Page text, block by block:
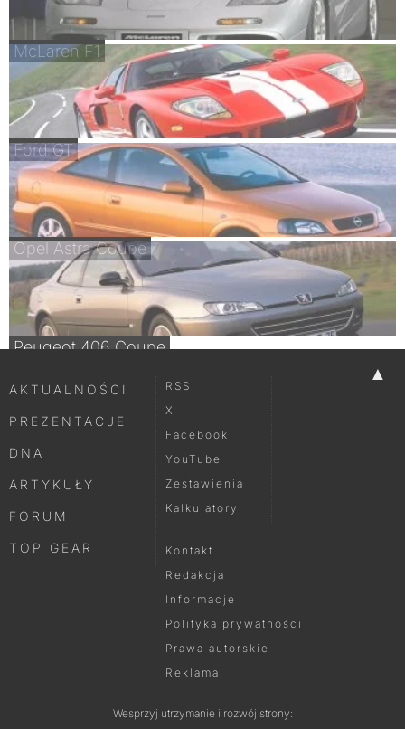
McLaren F1
Ford GT
Opel Astra Coupe
Peugeot 406 Coupe
▲
AKTUALNOŚCI
PREZENTACJE
DNA
ARTYKUŁY
FORUM
TOP GEAR
RSS
X
Facebook
YouTube
Zestawienia
Kalkulatory
Kontakt
Redakcja
Informacje
Polityka prywatności
Prawa autorskie
Reklama
Wesprzyj utrzymanie i rozwój strony: